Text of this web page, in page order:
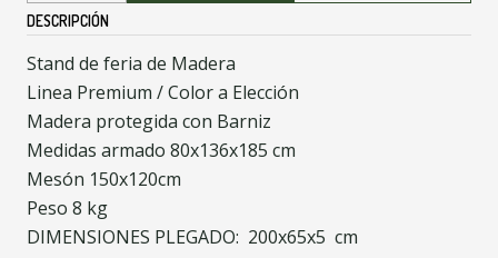
DESCRIPCIÓN
Stand de feria de Madera
Linea Premium / Color a Elección
Madera protegida con Barniz
Medidas armado 80x136x185 cm
Mesón 150x120cm
Peso 8 kg
DIMENSIONES PLEGADO: 200x65x5 cm